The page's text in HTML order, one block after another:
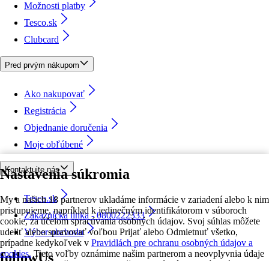
Nastavenia súkromia
My a našich 18 partnerov ukladáme informácie v zariadení alebo k nim
pristupujeme, napríklad k jedinečným identifikátorom v súboroch
cookie, za účelom spracúvania osobných údajov. Svoj súhlas môžete
udeliť alebo spravovať voľbou Prijať alebo Odmietnuť všetko,
prípadne kedykoľvek v Pravidlách pre ochranu osobných údajov a
cookies. Tieto voľby oznámime našim partnerom a neovplyvnia údaje
Možnosti platby
Tesco.sk
Clubcard
Pred prvým nákupom
Ako nakupovať
Registrácia
Objednanie doručenia
Moje obľúbené
Kontaktujte nás
Tesco.sk
Zákaznícka linka - 0800222333
Výber obchodu
followUs